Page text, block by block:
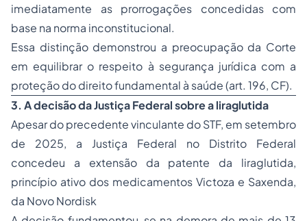
imediatamente as prorrogações concedidas com
base na norma inconstitucional.
Essa distinção demonstrou a preocupação da Corte
em equilibrar o respeito à segurança jurídica com a
proteção do direito fundamental à saúde (art. 196, CF).
3. A decisão da Justiça Federal sobre a liraglutida
Apesar do precedente vinculante do STF, em setembro
de 2025, a Justiça Federal no Distrito Federal
concedeu a extensão da patente da liraglutida,
princípio ativo dos medicamentos Victoza e Saxenda,
da Novo Nordisk